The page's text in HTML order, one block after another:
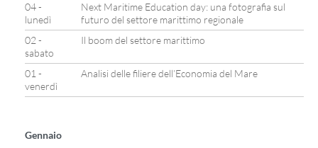
04 -
lunedì
Next Maritime Education day: una fotografia sul
futuro del settore marittimo regionale
02 -
sabato
Il boom del settore marittimo
01 -
venerdì
Analisi delle filiere dell’Economia del Mare
Gennaio